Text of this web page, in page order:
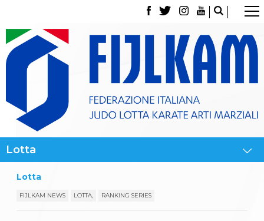
La Federazione
Tesseramento
Contatti
Norme e modulistica Affiliazioni e Tesseramenti
Classifica Società Sportive con più di 100 atleti
tesserati
Giustizia Sportiva
Partners
Lotta
FIJLKAM NEWS LOTTA, RANKING SERIES